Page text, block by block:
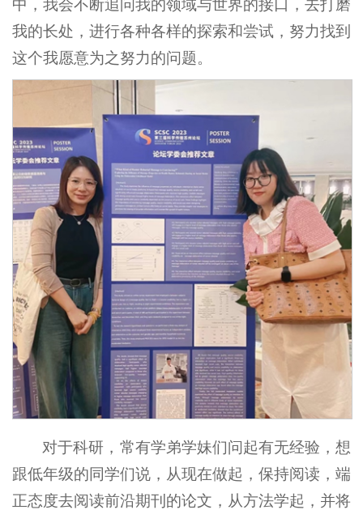
中，我会不断追问我的领域与世界的接口，去打磨
我的长处，进行各种各样的探索和尝试，努力找到
这个我愿意为之努力的问题。
对于科研，常有学弟学妹们问起有无经验，想
跟低年级的同学们说，从现在做起，保持阅读，端
正态度去阅读前沿期刊的论文，从方法学起，并将